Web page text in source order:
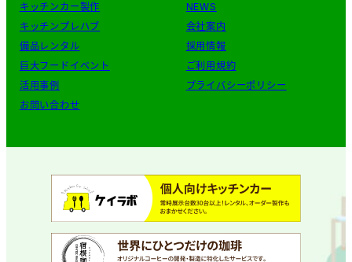
キッチンカー製作
キッチンプレハブ
備品レンタル
巨大フードイベント
活用事例
お問い合わせ
NEWS
会社案内
採用情報
ご利用規約
プライバシーポリシー